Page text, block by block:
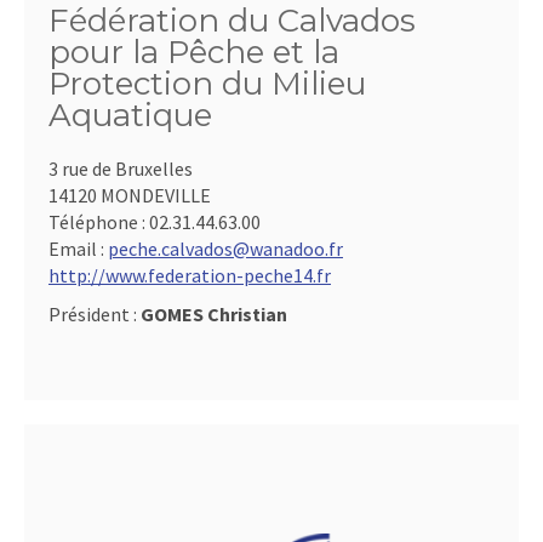
Fédération du Calvados
pour la Pêche et la
Protection du Milieu
Aquatique
3 rue de Bruxelles
14120 MONDEVILLE
Téléphone : 02.31.44.63.00
Email : peche.calvados@wanadoo.fr
http://www.federation-peche14.fr
Président : GOMES Christian